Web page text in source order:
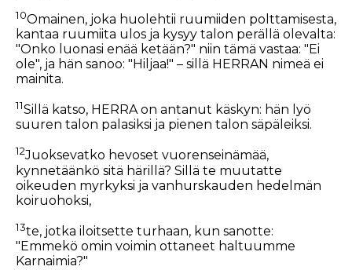
10Omainen, joka huolehtii ruumiiden polttamisesta,
kantaa ruumiita ulos ja kysyy talon perällä olevalta:
"Onko luonasi enää ketään?" niin tämä vastaa: "Ei
ole", ja hän sanoo: "Hiljaa!" – sillä HERRAN nimeä ei
mainita.
11Sillä katso, HERRA on antanut käskyn: hän lyö
suuren talon palasiksi ja pienen talon säpäleiksi.
12Juoksevatko hevoset vuorenseinämää,
kynnetäänkö sitä härillä? Sillä te muutatte
oikeuden myrkyksi ja vanhurskauden hedelmän
koiruohoksi,
13te, jotka iloitsette turhaan, kun sanotte:
"Emmekö omin voimin ottaneet haltuumme
Karnaimia?"